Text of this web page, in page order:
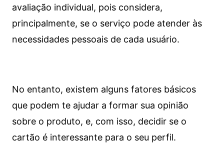
avaliação individual, pois considera,
principalmente, se o serviço pode atender às
necessidades pessoais de cada usuário.
No entanto, existem alguns fatores básicos
que podem te ajudar a formar sua opinião
sobre o produto, e, com isso, decidir se o
cartão é interessante para o seu perfil.